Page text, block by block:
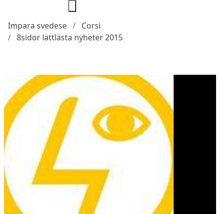
Impara svedese
Corsi
8sidor lättlästa nyheter 2015